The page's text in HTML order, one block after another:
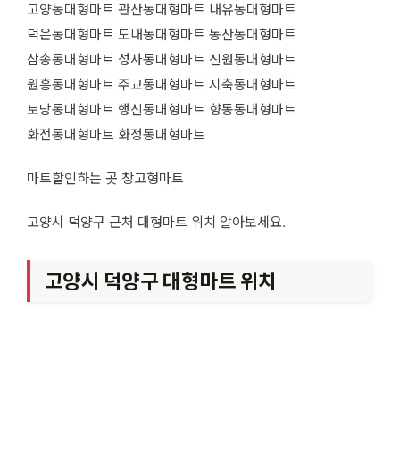
고양동대형마트 관산동대형마트 내유동대형마트
덕은동대형마트 도내동대형마트 동산동대형마트
삼송동대형마트 성사동대형마트 신원동대형마트
원흥동대형마트 주교동대형마트 지축동대형마트
토당동대형마트 행신동대형마트 향동동대형마트
화전동대형마트 화정동대형마트
마트할인하는 곳 창고형마트
고양시 덕양구 근처 대형마트 위치 알아보세요.
고양시 덕양구 대형마트 위치